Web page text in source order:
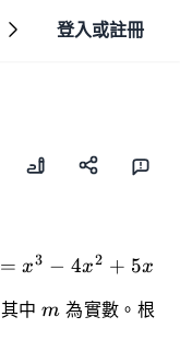
登入或註冊
= x3 − 4x2 + 5x
其中m
m 為實數。根